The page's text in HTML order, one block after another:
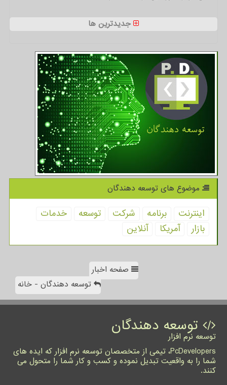
جدیدترین ها
موضوع های توسعه دهندگان
اینترنت برنامه شركت توسعه
خدمات
بازار
آمریكا آنلاین
صفحه اخبار
توسعه دهندگان - خانه
توسعه دهندگان
توسعه نرم افزار
PcDevelopers، تیمی از متخصصان توسعه نرم افزار که ایده های
شما را به واقعیت تبدیل نموده و کسب و کار شما را متحول می
کنند.